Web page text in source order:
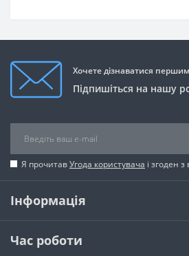
Хочете дізнаватися
Підпишіться на нашу
Я прочитавУгода користувача і згоден
Інформація
Час роботи